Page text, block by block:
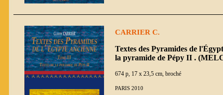
CARRIER C.
Textes des Pyramides de
la pyramide de Pépy II .
674 p, 17 x 23,5 cm, broché
PARIS 2010